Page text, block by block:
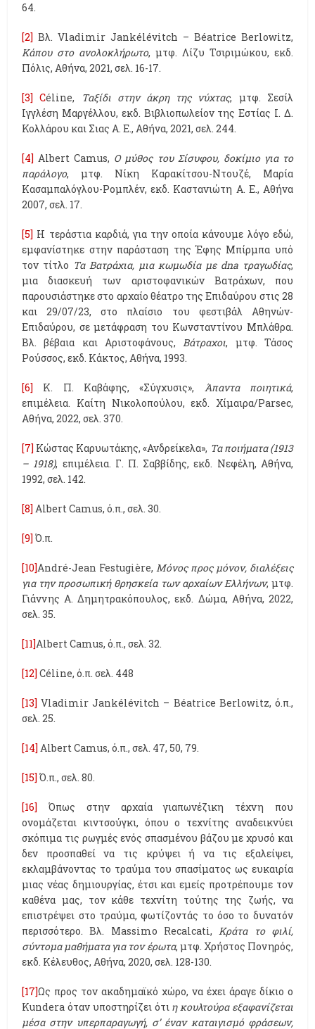
64.
[2] Βλ. Vladimir Jankélévitch – Béatrice Berlowitz,
Κάπου στο ανολοκλήρωτο, μτφ. Λίζυ Τσιριμώκου, εκδ.
Πόλις, Αθήνα, 2021, σελ. 16-17.
[3] Céline, Ταξίδι στην άκρη της νύχτας, μτφ. Σεσίλ
Ιγγλέση Μαργέλλου, εκδ. Βιβλιοπωλείον της Εστίας Ι. Δ.
Κολλάρου και Σιας Α. Ε., Αθήνα, 2021, σελ. 244.
[4] Albert Camus, Ο μύθος του Σίσυφου, δοκίμιο για το
παράλογο, μτφ. Νίκη Καρακίτσου-Ντουζέ, Μαρία
Κασαμπαλόγλου-Ρομπλέν, εκδ. Καστανιώτη Α. Ε., Αθήνα
2007, σελ. 17.
[5] Η τεράστια καρδιά, για την οποία κάνουμε λόγο εδώ,
εμφανίστηκε στην παράσταση της Έφης Μπίρμπα υπό
τον τίτλο Τα Βατράχια, μια κωμωδία με dna τραγωδίας,
μια διασκευή των αριστοφανικών Βατράχων, που
παρουσιάστηκε στο αρχαίο θέατρο της Επιδαύρου στις 28
και 29/07/23, στο πλαίσιο του φεστιβάλ Αθηνών-
Επιδαύρου, σε μετάφραση του Κωνσταντίνου Μπλάθρα.
Βλ. βέβαια και Αριστοφάνους,Βάτραχοι, μτφ. Τάσος
Ρούσσος, εκδ. Κάκτος, Αθήνα, 1993.
[6] Κ. Π. Καβάφης, «Σύγχυσις», Άπαντα ποιητικά,
επιμέλεια. Καίτη Νικολοπούλου, εκδ. Χίμαιρα/Parsec,
Αθήνα, 2022, σελ. 370.
[7] Κώστας Καρυωτάκης, «Ανδρείκελα», Τα ποιήματα (1913
– 1918), επιμέλεια. Γ. Π. Σαββίδης, εκδ. Νεφέλη, Αθήνα,
1992, σελ. 142.
[8] Albert Camus, ό.π., σελ. 30.
[9] Ό.π.
[10]André-Jean Festugière,Μόνος προς μόνον, διαλέξεις
για την προσωπική θρησκεία των αρχαίων Ελλήνων, μτφ.
Γιάννης Α. Δημητρακόπουλος, εκδ. Δώμα, Αθήνα, 2022,
σελ. 35.
[11]Albert Camus, ό.π., σελ. 32.
[12] Céline, ό.π. σελ. 448
[13] Vladimir Jankélévitch – Béatrice Berlowitz, ό.π.,
σελ. 25.
[14] Albert Camus, ό.π., σελ. 47, 50, 79.
[15] Ό.π., σελ. 80.
[16]
Όπως στην αρχαία γιαπωνέζικη τέχνη που
ονομάζεται κιντσούγκι, όπου ο τεχνίτης αναδεικνύει
σκόπιμα τις ρωγμές ενός σπασμένου βάζου με χρυσό και
δεν προσπαθεί να τις κρύψει ή να τις εξαλείψει,
εκλαμβάνοντας το τραύμα του σπασίματος ως ευκαιρία
μιας νέας δημιουργίας, έτσι και εμείς προτρέπουμε τον
καθένα μας, τον κάθε τεχνίτη τούτης της ζωής, να
επιστρέψει στο τραύμα, φωτίζοντάς το όσο το δυνατόν
περισσότερο. Βλ. Massimo Recalcati,Κράτα το φιλί,
σύντομα μαθήματα για τον έρωτα, μτφ. Χρήστος Πονηρός,
εκδ. Κέλευθος, Αθήνα, 2020, σελ. 128-130.
[17]Ως προς τον ακαδημαϊκό χώρο, να έχει άραγε δίκιο ο
Kundera όταν υποστηρίζει ότι η κουλτούρα εξαφανίζεται
μέσα στην υπερπαραγωγή, σ’ έναν καταιγισμό φράσεων,